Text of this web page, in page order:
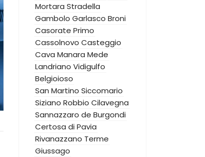
Mortara Stradella
Gambolo Garlasco Broni
Casorate Primo
Cassolnovo Casteggio
Cava Manara Mede
Landriano Vidigulfo
Belgioioso
San Martino Siccomario
Siziano Robbio Cilavegna
Sannazzaro de Burgondi
Certosa di Pavia
Rivanazzano Terme
Giussago